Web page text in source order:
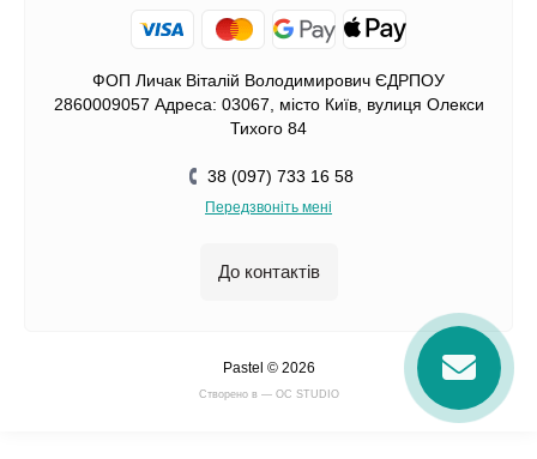
ФОП Личак Віталій Володимирович ЄДРПОУ
2860009057 Адреса: 03067, місто Київ, вулиця Олекси
Тихого 84
38 (097) 733 16 58
Передзвоніть мені
До контактів
Pastel © 2026
Cтворено в — OC STUDIO